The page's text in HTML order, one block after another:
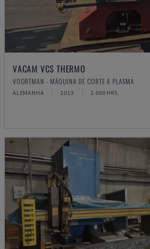
VACAM VCS THERMO
VOORTMAN - MÁQUINA DE CORTE A PLASMA
ALEMANHA 2013 2.000 HRS